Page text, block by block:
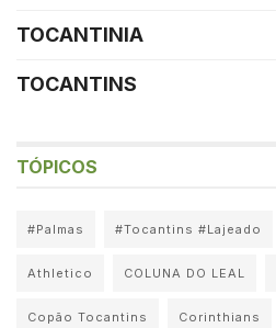
TOCANTINIA
TOCANTINS
TÓPICOS
#Palmas #Tocantins #Lajeado
Athletico COLUNA DO LEAL
Copão Tocantins Corinthians